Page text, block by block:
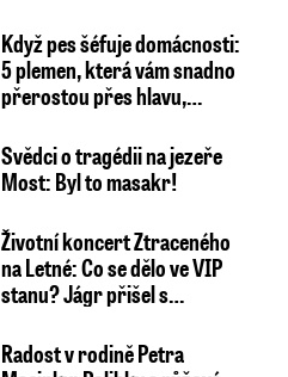
Když pes šéfuje domácnosti:
5 plemen, která vám snadno
přerostou přes hlavu,…
Svědci o tragédii na jezeře
Most: Byl to masakr!
Životní koncert Ztraceného
na Letné: Co se dělo ve VIP
stanu? Jágr přišel s…
Radost v rodině Petra